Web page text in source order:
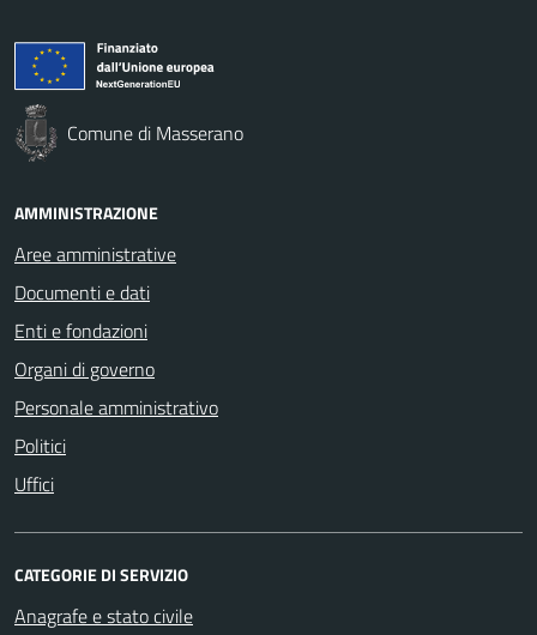
Comune di Masserano
AMMINISTRAZIONE
Aree amministrative
Documenti e dati
Enti e fondazioni
Organi di governo
Personale amministrativo
Politici
Uffici
CATEGORIE DI SERVIZIO
Anagrafe e stato civile